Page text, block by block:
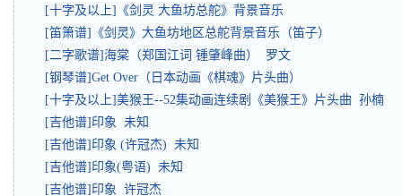
[十字及以上]《剑灵 大鱼坊总舵》背景音乐
[笛箫谱]《剑灵》大鱼坊地区总舵背景音乐（笛子）
[二字歌谱]海棠（郑国江词 锺肇峰曲） 罗文
[钢琴谱]Get Over（日本动画《棋魂》片头曲）
[十字及以上]美猴王--52集动画连续剧《美猴王》片头曲 孙楠
[吉他谱]印象 未知
[吉他谱]印象 (许冠杰) 未知
[吉他谱]印象(粤语) 未知
[吉他谱]印象 许冠杰